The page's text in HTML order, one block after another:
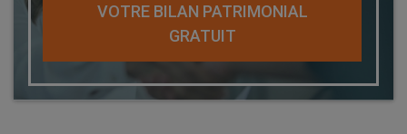
VOTRE BILAN PATRIMONIAL
GRATUIT